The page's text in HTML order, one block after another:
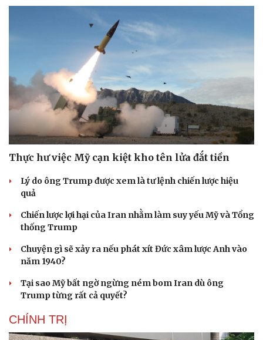
Thực hư việc Mỹ cạn kiệt kho tên lửa đắt tiền
Lý do ông Trump được xem là tư lệnh chiến lược hiệu
quả
Chiến lược lợi hại của Iran nhằm làm suy yếu Mỹ và Tổng
thống Trump
Chuyện gì sẽ xảy ra nếu phát xít Đức xâm lược Anh vào
năm 1940?
Tại sao Mỹ bất ngờ ngừng ném bom Iran dù ông
Trump từng rất cả quyết?
CHÍNH TRỊ